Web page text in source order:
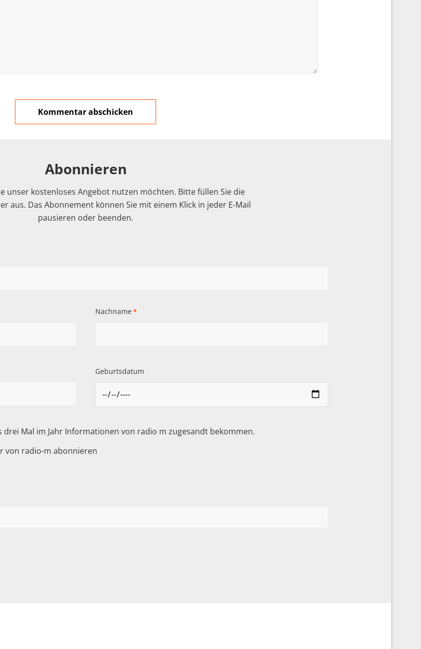
Abonnieren
unser kostenloses Angebot nutzen möchten. Bitte füllen Sie die
aus. Das Abonnement können Sie mit einem Klick in jeder E-Mail
pausieren oder beenden.
Nachname *
Geburtsdatum
drei Mal im Jahr Informationen von radio m zugesandt bekommen.
von radio-m abonnieren